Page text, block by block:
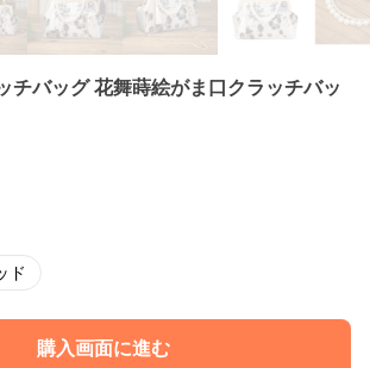
チバッグ 花舞蒔絵がま口クラッチバッ
ド
購入画面に進む